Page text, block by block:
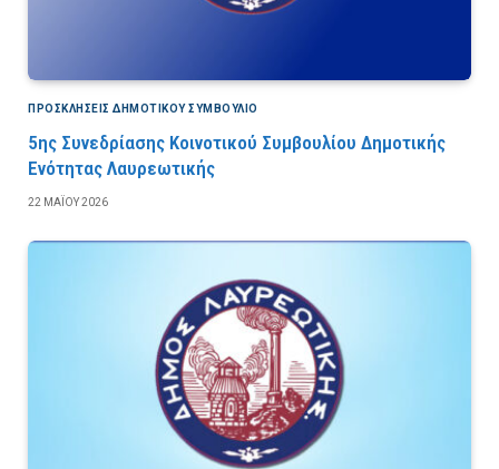
ΠΡΟΣΚΛΉΣΕΙΣ ΔΗΜΟΤΙΚΟΎ ΣΥΜΒΟΎΛΙΟ
5ης Συνεδρίασης Κοινοτικού Συμβουλίου Δημοτικής
Ενότητας Λαυρεωτικής
22 ΜΑΪ́ΟΥ 2026